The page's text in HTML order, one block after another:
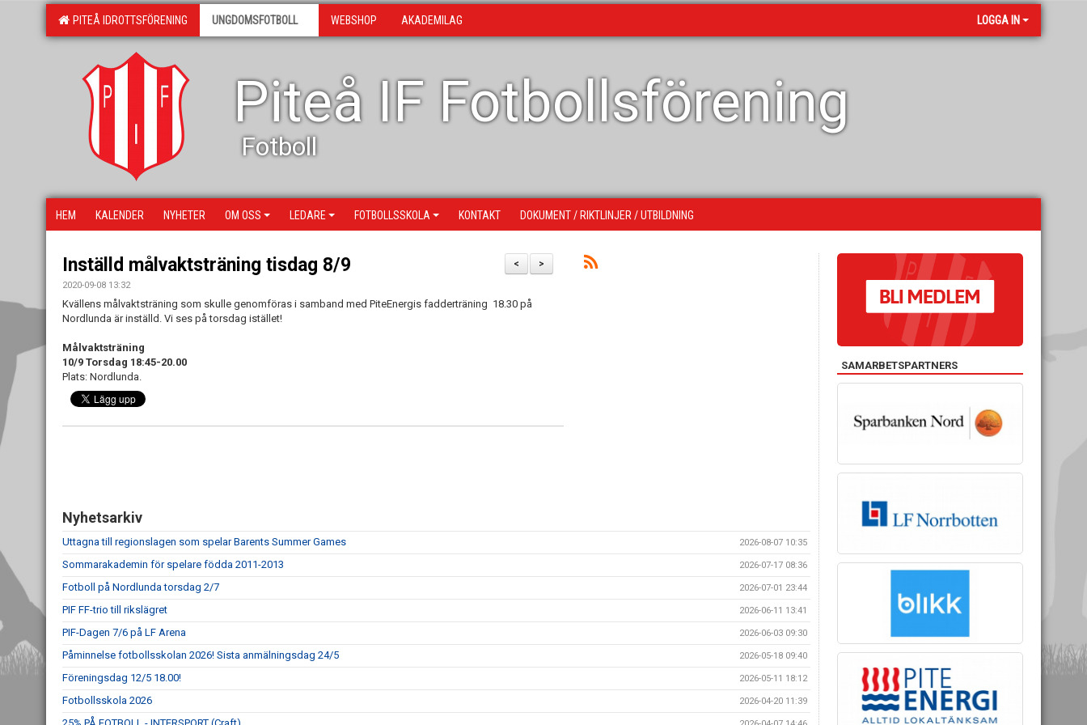
PITEÅ IDROTTSFÖRENING UNGDOMSFOTBOLL WEBSHOP AKADEMILAG LOGGA IN
Piteå IF Fotbollsförening
Fotboll
HEM KALENDER NYHETER OM OSS LEDARE FOTBOLLSSKOLA KONTAKT DOKUMENT / RIKTLINJER / UTBILDNING
>
<
Inställd målvaktsträning tisdag 8/9
2020-09-08 13:32
Kvällens målvaktsträning som skulle genomföras i samband med PiteEnergis fadderträning 18.30 på
Nordlunda är inställd. Vi ses på torsdag istället!
Målvaktsträning
10/9 Torsdag 18:45-20.00
Plats: Nordlunda.
Nyhetsarkiv
Uttagna till regionslagen som spelar Barents Summer Games 2026-08-07 10:35
Sommarakademin för spelare födda 2011-2013 2026-07-17 08:36
Fotboll på Nordlunda torsdag 2/7 2026-07-01 23:44
PIF FF-trio till rikslägret 2026-06-11 13:41
PIF-Dagen 7/6 på LF Arena 2026-06-03 09:30
Påminnelse fotbollsskolan 2026! Sista anmälningsdag 24/5 2026-05-18 09:40
Föreningsdag 12/5 18.00! 2026-05-11 18:12
Fotbollsskola 2026 2026-04-20 11:39
SAMARBETSPARTNERS